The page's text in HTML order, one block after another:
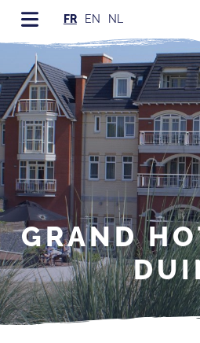
FR EN NL
GRAND